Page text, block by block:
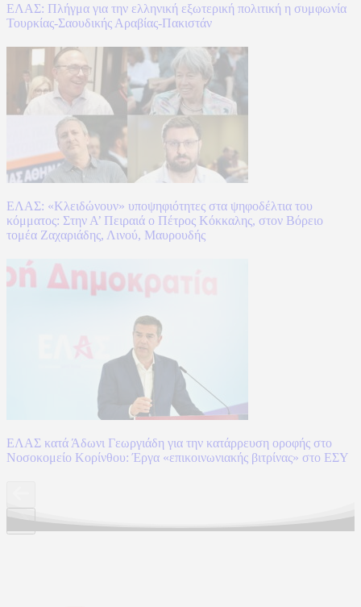
ΕΛΑΣ: Πλήγμα για την ελληνική εξωτερική πολιτική η συμφωνία
Τουρκίας-Σαουδικής Αραβίας-Πακιστάν
ΕΛΑΣ: «Κλειδώνουν» υποψηφιότητες στα ψηφοδέλτια του
κόμματος: Στην Α’ Πειραιά ο Πέτρος Κόκκαλης, στον Βόρειο
τομέα Ζαχαριάδης, Λινού, Μαυρουδής
ΕΛΑΣ κατά Άδωνι Γεωργιάδη για την κατάρρευση οροφής στο
Νοσοκομείο Κορίνθου: Έργα «επικοινωνιακής βιτρίνας» στο ΕΣΥ